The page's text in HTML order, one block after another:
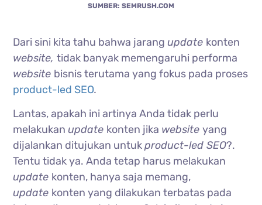
SUMBER: SEMRUSH.COM
Dari sini kita tahu bahwa jarangupdate konten
website,tidak banyak memengaruhi performa
website bisnis terutama yang fokus pada proses
product-led SEO.
Lantas, apakah ini artinya Anda tidak perlu
melakukanupdate konten jika websiteyang
dijalankan ditujukan untukproduct-led SEO?.
Tentu tidak ya. Anda tetap harus melakukan
update konten, hanya saja memang,
update konten yang dilakukan terbatas pada